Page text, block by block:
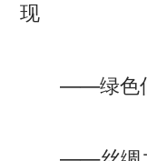
现
——绿色低